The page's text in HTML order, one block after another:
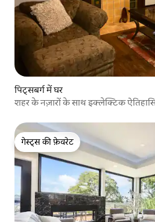
पिट्सबर्ग में घर
शहर के नज़ारों के साथ इक्लेक्टिक
गेस्ट्स की फ़ेवरेट
गेस्ट्स की फ़ेवरेट